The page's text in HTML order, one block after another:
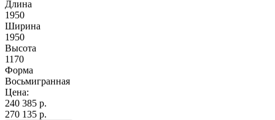
Длина
1950
Ширина
1950
Высота
1170
Форма
Восьмигранная
Цена:
240 385 р.
270 135 р.